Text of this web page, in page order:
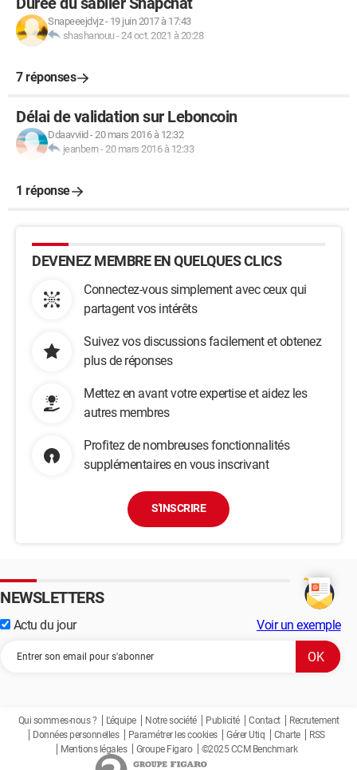
Snapeeejdvjz- 19 juin 2017 à 17:43
shashanouu-24 oct. 2021 à 20:28
7 réponses
Délai de validation sur Leboncoin
Ddaavviid -20 mars 2016 à 12:32
jeanbern-20 mars 2016 à 12:33
1 réponse
DEVENEZ MEMBRE EN QUELQUES CLICS
Connectez-vous simplement avec ceux qui
partagent vos intérêts
Suivez vos discussions facilement et obtenez
plus de réponses
Mettez en avant votre expertise et aidez les
autres membres
Profitez de nombreuses fonctionnalités
supplémentaires en vous inscrivant
S'INSCRIRE
NEWSLETTERS
Actu du jour Voir un exemple
Qui sommes-nous ? L'équipe Notre société Publicité Contact
Recrutement
Données personnelles
Paramétrer les cookies Gérer Utiq Charte
RSS
Mentions légales
Groupe Figaro ©2025 CCM Benchmark